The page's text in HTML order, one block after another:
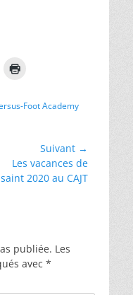
Foot Academy
Suivant →
:
Les vacances de
2020 au CAJT
publiée. Les
avec *